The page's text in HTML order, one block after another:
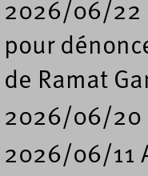
2026/06/22
pour
de Ramat
2026/06/20
2026/06/11